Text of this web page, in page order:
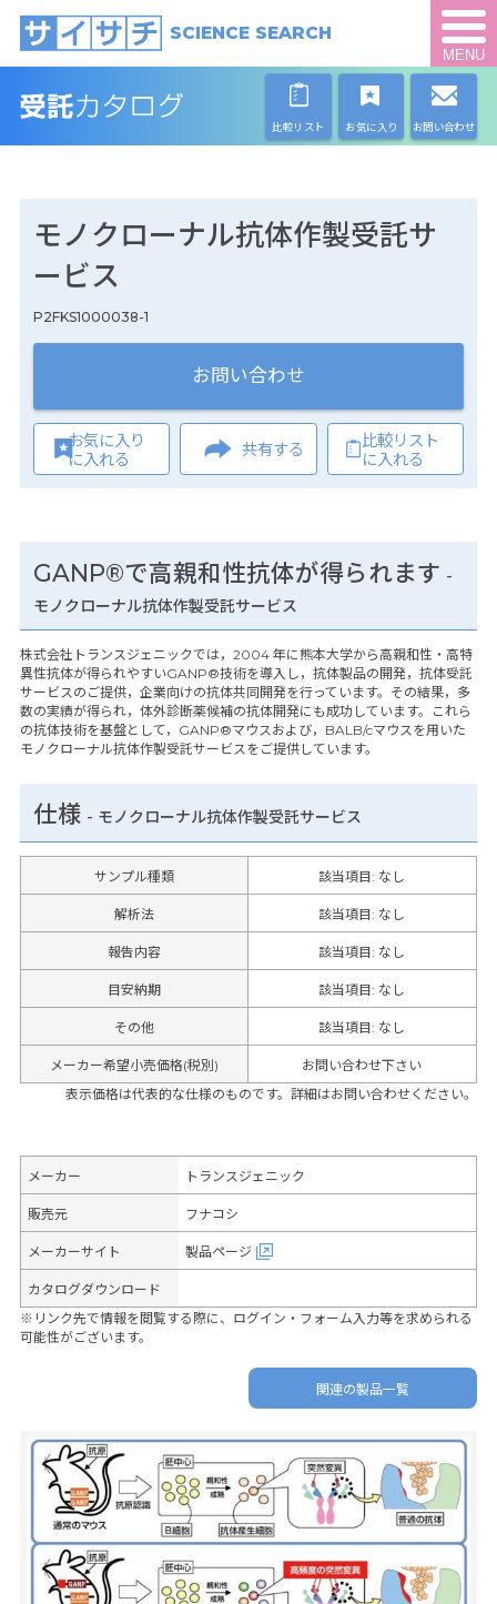
SCIENCE SEARCH
MENU
比較リスト お気に入り お問い合わせ
モノクローナル抗体作製受託サ
ービス
P2FKS1000038-1
お問い合わせ
お気に入り
に入れる
共有する
比較リスト
に入れる
GANP®で高親和性抗体が得られます -
モノクローナル抗体作製受託サービス
株式会社トランスジェニックでは，2004 年に熊本大学から高親和性・高特
異性抗体が得られやすいGANP®技術を導入し，抗体製品の開発，抗体受託
サービスのご提供，企業向けの抗体共同開発を行っています。その結果，多
数の実績が得られ，体外診断薬候補の抗体開発にも成功しています。これら
の抗体技術を基盤として，GANP®マウスおよび，BALB/cマウスを用いた
モノクローナル抗体作製受託サービスをご提供しています。
仕様 - モノクローナル抗体作製受託サービス
サンプル種類 該当項目: なし
解析法 該当項目: なし
報告内容 該当項目: なし
目安納期 該当項目: なし
その他 該当項目: なし
メーカー希望小売価格(税別)
お問い合わせ下さい
表示価格は代表的な仕様のものです。詳細はお問い合わせください。
メーカー トランスジェニック
販売元 フナコシ
メーカーサイト 製品ページ
カタログダウンロード
※リンク先で情報を閲覧する際に、ログイン・フォーム入力等を求められる
可能性がございます。
関連の製品一覧